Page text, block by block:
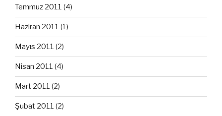
Temmuz 2011 (4)
Haziran 2011 (1)
Mayıs 2011 (2)
Nisan 2011 (4)
Mart 2011 (2)
Şubat 2011 (2)